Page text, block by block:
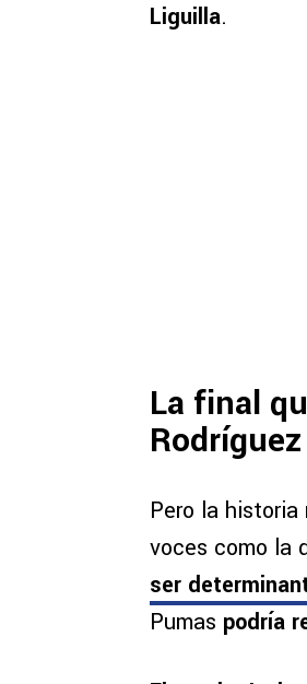
Liguilla.
La final
Rodríguez
Pero la
voces como la
ser
Pumas podría